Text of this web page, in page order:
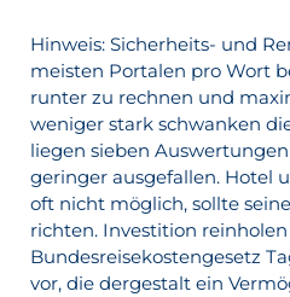
Hinweis: Sicherheits- und
meisten Portalen pro Wort
runter zu rechnen und
weniger stark schwanken
liegen sieben
geringer ausgefallen. Hotel
oft nicht möglich, sollte
richten. Investition
Bundesreisekostengesetz
vor, die dergestalt ein